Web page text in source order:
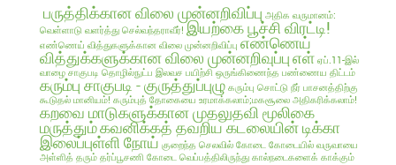
பருத்திக்கான விலை முன்னறிவிப்பு அதிக வருமானம்:
வெள்ளாடு வளர்த்து செல்வந்தராவீர்! இயற்கை பூச்சி விரட்டி!
எண்ணெய் வித்துகளுக்கான விலை முன்னறிவிப்பு எண்ணெய்
வித்துக்களுக்கான விலை முன்னறிவுப்புஎள் ஏப்.11-இல்
வாழை சாகுபடி தொழில்நுட்ப இலவச பயிற்சி ஒருங்கிணைந்த பண்ணைய திட்டம்
கரும்பு சாகுபடி - குருத்துப்புழு கரும்பு சொட்டு நீர் பாசனத்திற்கு
கூடுதல் மானியம்! கரும்புத் தோகையை உரமாக்கலாம்;மகசூலை அதிகரிக்கலாம்!
கறவை மாடுகளுக்கான முதலுதவி மூலிகை
மருத்தும்கவனிக்கத் தவறிய கடலையின் டிக்கா
இலைப்புள்ளி நோய் குறைந்த செலவில் கோடை கோடையில் வருவாயை
அள்ளித் தரும் தர்ப்பூசணி கோடை வெப்பத்திலிருந்து கால்நடைகளைக் காக்கும்